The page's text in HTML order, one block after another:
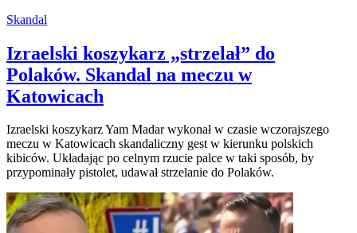
Skandal
Izraelski koszykarz „strzelał” do
Polaków. Skandal na meczu w
Katowicach
Izraelski koszykarz Yam Madar wykonał w czasie wczorajszego
meczu w Katowicach skandaliczny gest w kierunku polskich
kibiców. Układając po celnym rzucie palce w taki sposób, by
przypominały pistolet, udawał strzelanie do Polaków.